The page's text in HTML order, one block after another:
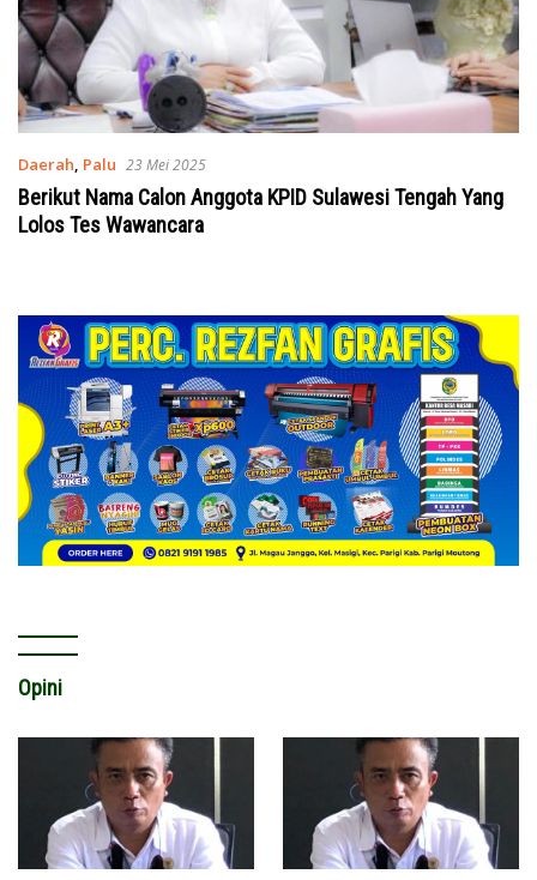
Daerah, Palu 23 Mei 2025
Berikut Nama Calon Anggota KPID Sulawesi Tengah Yang
Lolos Tes Wawancara
Opini